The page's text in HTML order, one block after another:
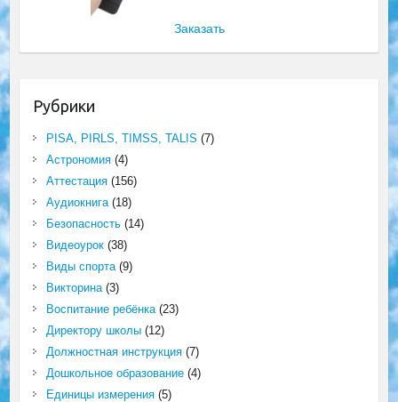
Заказать
Рубрики
PISA, PIRLS, TIMSS, TALIS (7)
Астрономия(4)
Аттестация(156)
Аудиокнига(18)
Безопасность(14)
Видеоурок(38)
Виды спорта(9)
Викторина(3)
Воспитание ребёнка(23)
Директору школы(12)
Должностная инструкция(7)
Дошкольное образование(4)
Единицы измерения(5)